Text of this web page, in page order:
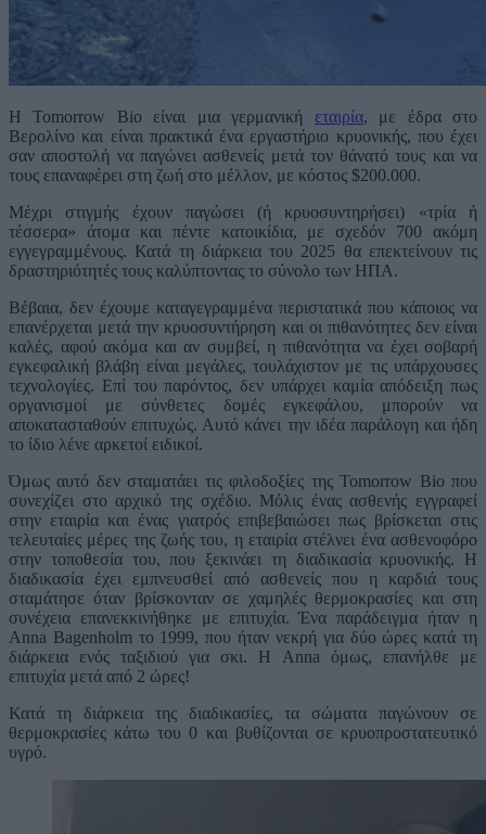
Η Tomorrow Bio είναι μια γερμανική εταιρία, με έδρα στο
Βερολίνο και είναι πρακτικά ένα εργαστήριο κρυονικής, που έχει
σαν αποστολή να παγώνει ασθενείς μετά τον θάνατό τους και να
τους επαναφέρει στη ζωή στο μέλλον, με κόστος $200.000.
Μέχρι στιγμής έχουν παγώσει (ή κρυοσυντηρήσει) «τρία ή
τέσσερα» άτομα και πέντε κατοικίδια, με σχεδόν 700 ακόμη
εγγεγραμμένους. Κατά τη διάρκεια του 2025 θα επεκτείνουν τις
δραστηριότητές τους καλύπτοντας το σύνολο των ΗΠΑ.
Βέβαια, δεν έχουμε καταγεγραμμένα περιστατικά που κάποιος να
επανέρχεται μετά την κρυοσυντήρηση και οι πιθανότητες δεν είναι
καλές, αφού ακόμα και αν συμβεί, η πιθανότητα να έχει σοβαρή
εγκεφαλική βλάβη είναι μεγάλες, τουλάχιστον με τις υπάρχουσες
τεχνολογίες. Επί του παρόντος, δεν υπάρχει καμία απόδειξη πως
οργανισμοί με σύνθετες δομές εγκεφάλου, μπορούν να
αποκατασταθούν επιτυχώς. Αυτό κάνει την ιδέα παράλογη και ήδη
το ίδιο λένε αρκετοί ειδικοί.
Όμως αυτό δεν σταματάει τις φιλοδοξίες της Tomorrow Bio που
συνεχίζει στο αρχικό της σχέδιο. Μόλις ένας ασθενής εγγραφεί
στην εταιρία και ένας γιατρός επιβεβαιώσει πως βρίσκεται στις
τελευταίες μέρες της ζωής του, η εταιρία στέλνει ένα ασθενοφόρο
στην τοποθεσία του, που ξεκινάει τη διαδικασία κρυονικής. Η
διαδικασία έχει εμπνευσθεί από ασθενείς που η καρδιά τους
σταμάτησε όταν βρίσκονταν σε χαμηλές θερμοκρασίες και στη
συνέχεια επανεκκινήθηκε με επιτυχία. Ένα παράδειγμα ήταν η
Anna Bagenholm το 1999, που ήταν νεκρή για δύο ώρες κατά τη
διάρκεια ενός ταξιδιού για σκι. Η Anna όμως, επανήλθε με
επιτυχία μετά από 2 ώρες!
Κατά τη διάρκεια της διαδικασίες, τα σώματα παγώνουν σε
θερμοκρασίες κάτω του 0 και βυθίζονται σε κρυοπροστατευτικό
υγρό.